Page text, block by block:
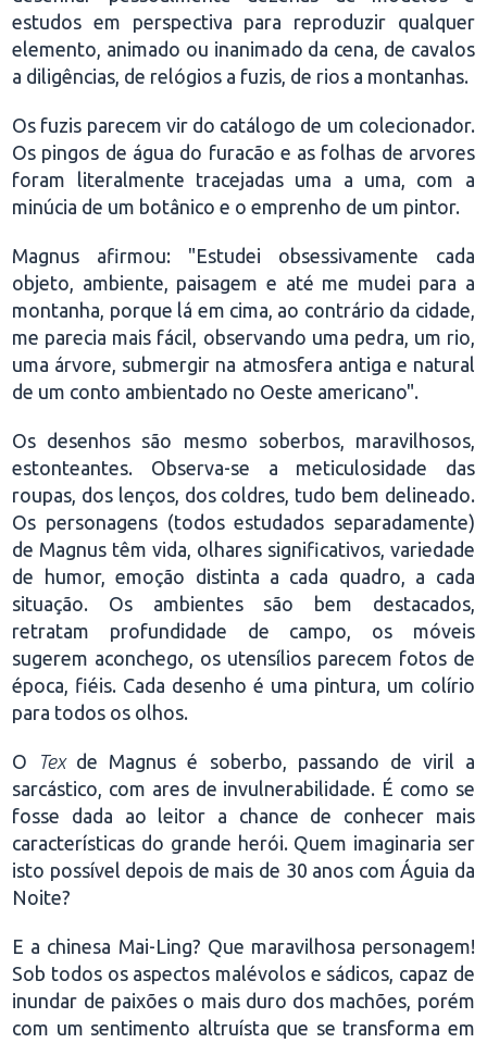
estudos em perspectiva para reproduzir qualquer
elemento, animado ou inanimado da cena, de cavalos
a diligências, de relógios a fuzis, de rios a montanhas.
Os fuzis parecem vir do catálogo de um colecionador.
Os pingos de água do furacão e as folhas de arvores
foram literalmente tracejadas uma a uma, com a
minúcia de um botânico e o emprenho de um pintor.
Magnus afirmou: "Estudei obsessivamente cada
objeto, ambiente, paisagem e até me mudei para a
montanha, porque lá em cima, ao contrário da cidade,
me parecia mais fácil, observando uma pedra, um rio,
uma árvore, submergir na atmosfera antiga e natural
de um conto ambientado no Oeste americano".
Os desenhos são mesmo soberbos, maravilhosos,
estonteantes. Observa-se a meticulosidade das
roupas, dos lenços, dos coldres, tudo bem delineado.
Os personagens (todos estudados separadamente)
de Magnus têm vida, olhares significativos, variedade
de humor, emoção distinta a cada quadro, a cada
situação. Os ambientes são bem destacados,
retratam profundidade de campo, os móveis
sugerem aconchego, os utensílios parecem fotos de
época, fiéis. Cada desenho é uma pintura, um colírio
para todos os olhos.
O Texde Magnus é soberbo, passando de viril a
sarcástico, com ares de invulnerabilidade. É como se
fosse dada ao leitor a chance de conhecer mais
características do grande herói. Quem imaginaria ser
isto possível depois de mais de 30 anos com Águia da
Noite?
E a chinesa Mai-Ling? Que maravilhosa personagem!
Sob todos os aspectos malévolos e sádicos, capaz de
inundar de paixões o mais duro dos machões, porém
com um sentimento altruísta que se transforma em